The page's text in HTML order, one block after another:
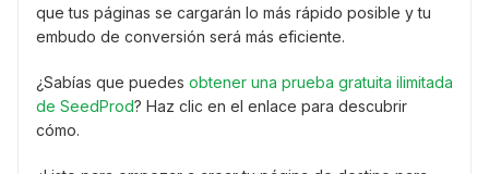
que tus páginas se cargarán lo más rápido posible y tu
embudo de conversión será más eficiente.
¿Sabías que puedes obtener una prueba gratuita ilimitada
de SeedProd? Haz clic en el enlace para descubrir
cómo.